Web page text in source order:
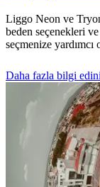
Liggo Neon ve
beden seçenekleri
seçmenize yardımcı
Daha fazla bilgi